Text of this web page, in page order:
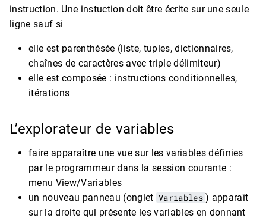
instruction. Une instuction doit être écrite sur une seule
ligne sauf si
elle est parenthésée (liste, tuples, dictionnaires,
chaînes de caractères avec triple délimiteur)
elle est composée : instructions conditionnelles,
itérations
L’explorateur de variables
faire apparaître une vue sur les variables définies
par le programmeur dans la session courante :
menu View/Variables
un nouveau panneau (onglet Variables ) apparaît
sur la droite qui présente les variables en donnant